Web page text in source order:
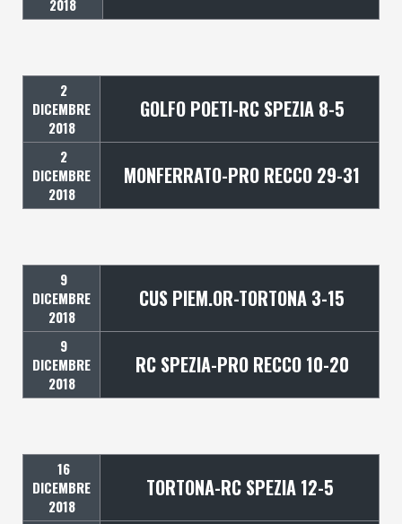
2018
2
DICEMBRE
2018
GOLFO POETI-RC SPEZIA 8-5
2
DICEMBRE
2018
MONFERRATO-PRO RECCO 29-31
9
DICEMBRE
2018
CUS PIEM.OR-TORTONA 3-15
9
DICEMBRE
2018
RC SPEZIA-PRO RECCO 10-20
16
DICEMBRE
2018
TORTONA-RC SPEZIA 12-5